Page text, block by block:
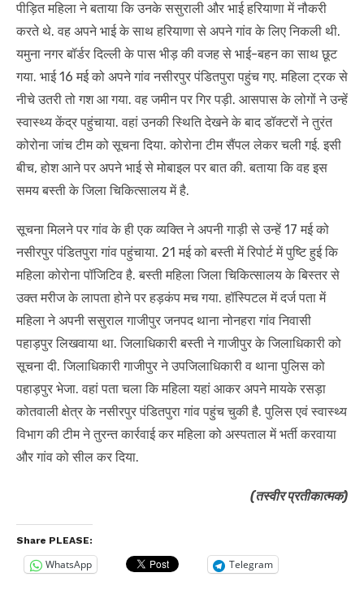
पीड़ित महिला ने बताया कि उनके ससुराली और भाई हरियाणा में नौकरी
करते थे. वह अपने भाई के साथ हरियाणा से अपने गांव के लिए निकली थी.
यमुना नगर बॉर्डर दिल्ली के पास भीड़ की वजह से भाई-बहन का साथ छूट
गया. भाई 16 मई को अपने गांव नसीरपुर पंडितपुरा पहुंच गए. महिला ट्रक से
नीचे उतरी तो गश आ गया. वह जमीन पर गिर पड़ी. आसपास के लोगों ने उन्हें
स्वास्थ्य केंद्र पहुंचाया. वहां उनकी स्थिति देखने के बाद डॉक्टरों ने तुरंत
कोरोना जांच टीम को सूचना दिया. कोरोना टीम सैंपल लेकर चली गई. इसी
बीच, होश आने पर अपने भाई से मोबाइल पर बात की. बताया कि वह इस
समय बस्ती के जिला चिकित्सालय में है.
सूचना मिलने पर गांव के ही एक व्यक्ति ने अपनी गाड़ी से उन्हें 17 मई को
नसीरपुर पंडितपुरा गांव पहुंचाया. 21 मई को बस्ती में रिपोर्ट में पुष्टि हुई कि
महिला कोरोना पॉजिटिव है. बस्ती महिला जिला चिकित्सालय के बिस्तर से
उक्त मरीज के लापता होने पर हड़कंप मच गया. हॉस्पिटल में दर्ज पता में
महिला ने अपनी ससुराल गाजीपुर जनपद थाना नोनहरा गांव निवासी
पहाड़पुर लिखवाया था. जिलाधिकारी बस्ती ने गाजीपुर के जिलाधिकारी को
सूचना दी. जिलाधिकारी गाजीपुर ने उपजिलाधिकारी व थाना पुलिस को
पहाड़पुर भेजा. वहां पता चला कि महिला यहां आकर अपने मायके रसड़ा
कोतवाली क्षेत्र के नसीरपुर पंडितपुरा गांव पहुंच चुकी है. पुलिस एवं स्वास्थ्य
विभाग की टीम ने तुरन्त कार्रवाई कर महिला को अस्पताल में भर्ती करवाया
और गांव को सील कर दिया.
(तस्वीर प्रतीकात्मक)
Share PLEASE:
WhatsApp Telegram